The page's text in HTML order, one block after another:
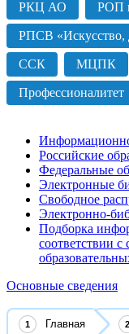
РКЦ АО РОП
РПСВ «Искусство,
ССК МЦПК
Профессионалитет
Российские
Федеральные
Электронные
Свободное
Электронно-
Подборка
соответствии
Основные сведения
Главная